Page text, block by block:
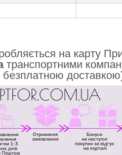
на карту
транспортними
безплатною